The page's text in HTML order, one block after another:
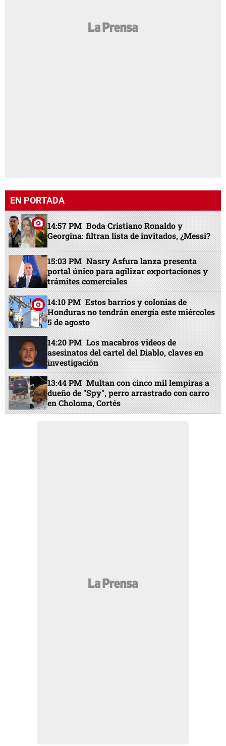
EN PORTADA
14:57 PM Boda Cristiano Ronaldo y
Georgina: filtran lista de invitados, ¿Messi?
15:03 PM Nasry Asfura lanza presenta
portal único para agilizar exportaciones y
trámites comerciales
14:10 PM Estos barrios y colonias de
Honduras no tendrán energía este miércoles
5 de agosto
14:20 PM Los macabros videos de
asesinatos del cartel del Diablo, claves en
investigación
13:44 PM Multan con cinco mil lempiras a
dueño de "Spy", perro arrastrado con carro
en Choloma, Cortés